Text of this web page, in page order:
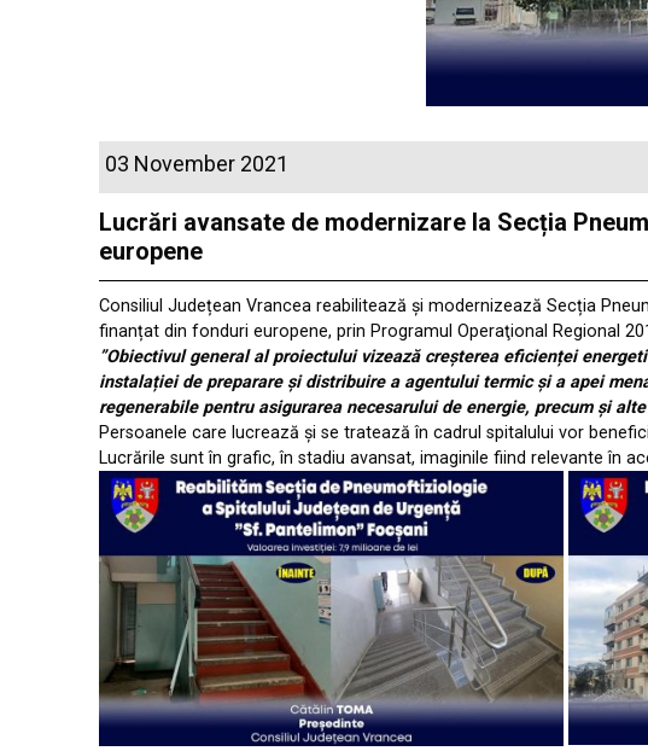
03 November 2021
Lucrări avansate de modernizare la Secția
europene
Consiliul Județean Vrancea reabilitează și modernizează Secția
finanțat din fonduri europene, prin Programul Operaţional Regional
”Obiectivul general al proiectului vizează creșterea eficienței
instalației de preparare și distribuire a agentului termic și a apei
regenerabile pentru asigurarea necesarului de energie, precum și
Persoanele care lucrează și se tratează în cadrul spitalului vor
Lucrările sunt în grafic, în stadiu avansat, imaginile fiind relevante în